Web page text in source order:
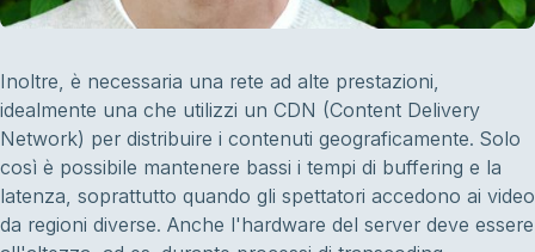
Inoltre, è necessaria una rete ad alte prestazioni,
idealmente una che utilizzi un CDN (Content Delivery
Network) per distribuire i contenuti geograficamente. Solo
così è possibile mantenere bassi i tempi di buffering e la
latenza, soprattutto quando gli spettatori accedono ai video
da regioni diverse. Anche l'hardware del server deve essere